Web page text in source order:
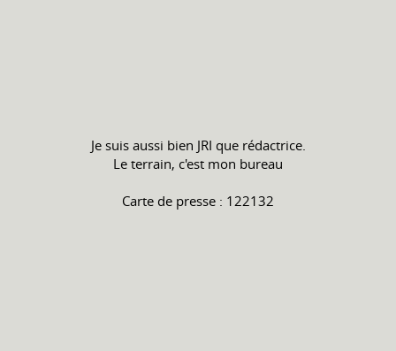
Je suis aussi bien JRI que rédactrice.
Le terrain, c'est mon bureau
Carte de presse : 122132